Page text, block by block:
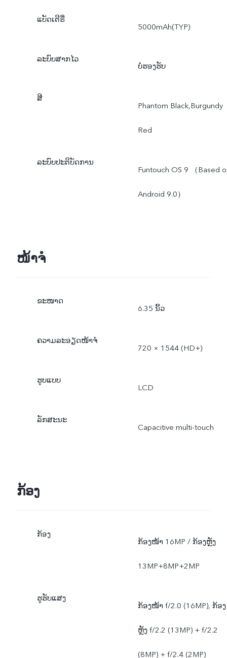
ແບັດເຕີຣີ່
5000mAh(TYP)
ລະບົບສາກໄວ
ບໍ່ຮອງຮັບ
ສີ
Phantom Black,Burgundy
Red
ລະບົບປະຕິບັດການ
Funtouch OS 9 （Based
Android 9.0）
ໜ້າຈໍ
ຂະໜາດ
6.35 ນິ້ວ
ຄວາມລະອຽດໜ້າຈໍ
720 × 1544 (HD+)
ຮູບແບບ
LCD
ລັກສະນະ
Capacitive multi-touch
ກ້ອງ
ກ້ອງ
ກ້ອງໜ້າ 16MP / ກ້ອງຫຼັງ
13MP+8MP+2MP
ຮູຮັບແສງ
ກ້ອງໜ້າ f/2.0 (16MP), ກ້ອງ
ຫຼັງ f/2.2 (13MP) + f/2.2
(8MP) + f/2.4 (2MP)